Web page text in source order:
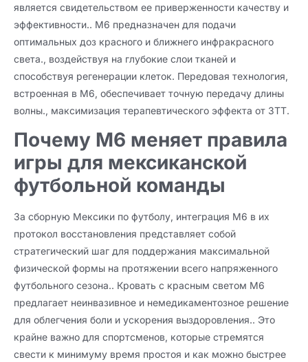
является свидетельством ее приверженности качеству и
эффективности.. M6 предназначен для подачи
оптимальных доз красного и ближнего инфракрасного
света., воздействуя на глубокие слои тканей и
способствуя регенерации клеток. Передовая технология,
встроенная в M6, обеспечивает точную передачу длины
волны., максимизация терапевтического эффекта от ЗТТ.
Почему M6 меняет правила
игры для мексиканской
футбольной команды
За сборную Мексики по футболу, интеграция M6 в их
протокол восстановления представляет собой
стратегический шаг для поддержания максимальной
физической формы на протяжении всего напряженного
футбольного сезона.. Кровать с красным светом M6
предлагает неинвазивное и немедикаментозное решение
для облегчения боли и ускорения выздоровления.. Это
крайне важно для спортсменов, которые стремятся
свести к минимуму время простоя и как можно быстрее